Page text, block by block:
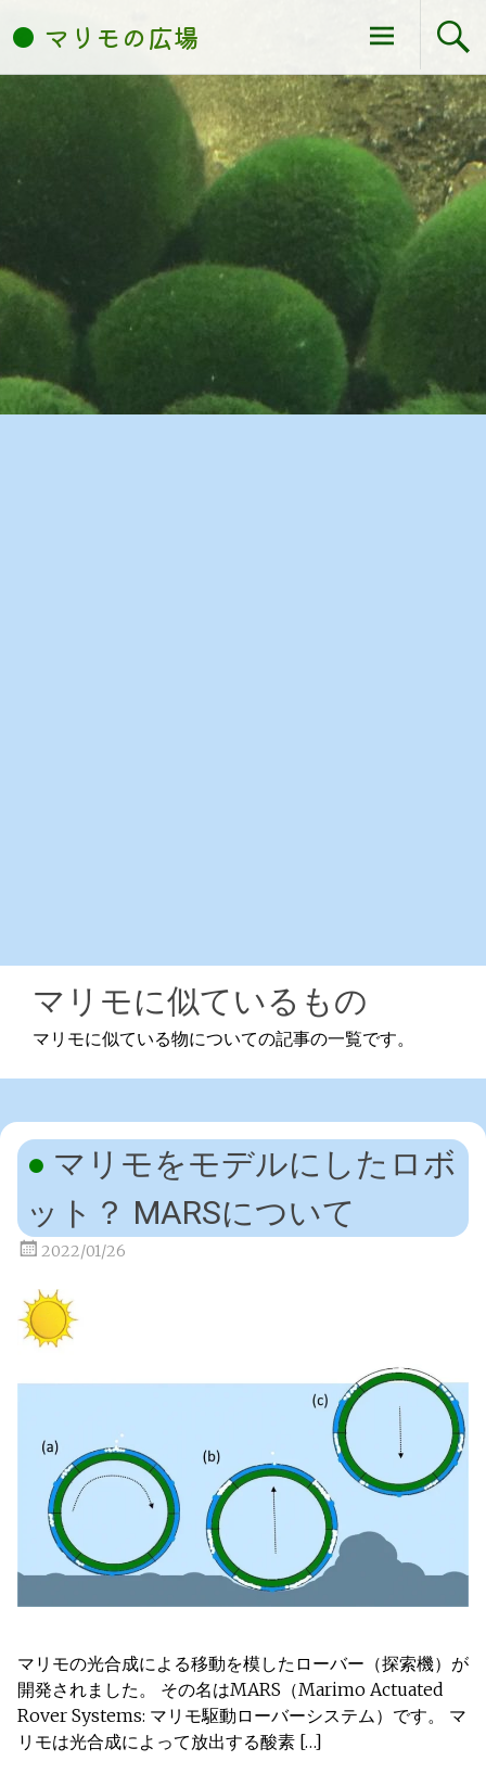
ン
マリモの広場
マリモに似ているもの
マリモに似ている物についての記事の一覧です。
マリモをモデルにしたロボ
ット？ MARSについて
2022/01/26
マリモの光合成による移動を模したローバー（探索機）が
開発されました。 その名はMARS（Marimo Actuated
Rover Systems: マリモ駆動ローバーシステム）です。 マ
リモは光合成によって放出する酸素 […]